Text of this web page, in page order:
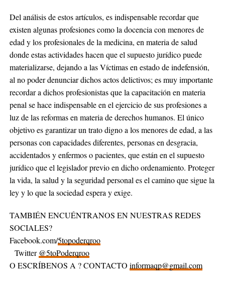
Del análisis de estos artículos, es indispensable recordar que
existen algunas profesiones como la docencia con menores de
edad y los profesionales de la medicina, en materia de salud
donde estas actividades hacen que el supuesto jurídico puede
materializarse, dejando a las Víctimas en estado de indefensión,
al no poder denunciar dichos actos delictivos; es muy importante
recordar a dichos profesionistas que la capacitación en materia
penal se hace indispensable en el ejercicio de sus profesiones a
luz de las reformas en materia de derechos humanos. El único
objetivo es garantizar un trato digno a los menores de edad, a las
personas con capacidades diferentes, personas en desgracia,
accidentados y enfermos o pacientes, que están en el supuesto
jurídico que el legislador previo en dicho ordenamiento. Proteger
la vida, la salud y la seguridad personal es el camino que sigue la
ley y lo que la sociedad espera y exige.
TAMBIÉN ENCUÉNTRANOS EN NUESTRAS REDES
SOCIALES?
Facebook.com/5topoderqroo
Twitter @5toPoderqroo
O ESCRÍBENOS A ? CONTACTO informaqp@gmail.com